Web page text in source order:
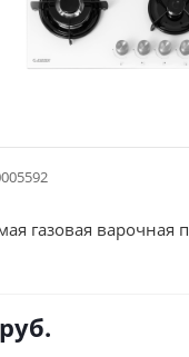
газовая варочная
руб.